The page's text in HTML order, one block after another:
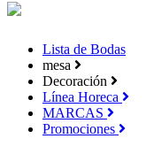
Lista de Bodas
mesa
Decoración
Línea Horeca
MARCAS
Promociones